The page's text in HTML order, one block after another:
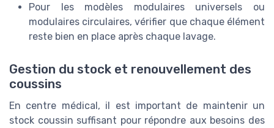
Pour les modèles modulaires universels ou
modulaires circulaires, vérifier que chaque élément
reste bien en place après chaque lavage.
Gestion du stock et renouvellement des
coussins
En centre médical, il est important de maintenir un
stock coussin suffisant pour répondre aux besoins des